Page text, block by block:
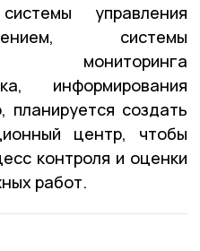
управления
системы
мониторинга
информирования
планируется создать
центр, чтобы
контроля и оценки
работ.